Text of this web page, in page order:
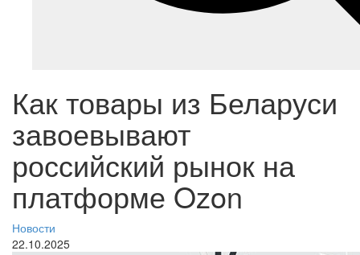
Как товары из Беларуси
завоевывают
российский рынок на
платформе Ozon
Новости
22.10.2025